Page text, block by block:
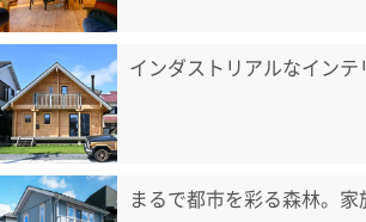
インダストリアルなイン
まるで都市を彩る森林。